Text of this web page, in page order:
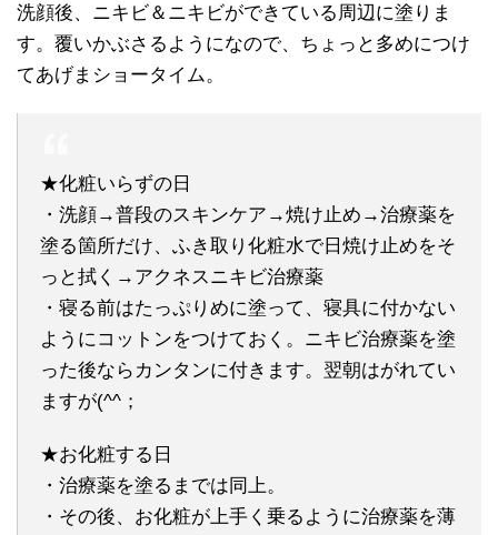
洗顔後、ニキビ＆ニキビができている周辺に塗りま
す。覆いかぶさるようになので、ちょっと多めにつけ
てあげまショータイム。
★化粧いらずの日
・洗顔→普段のスキンケア→焼け止め→治療薬を
塗る箇所だけ、ふき取り化粧水で日焼け止めをそ
っと拭く→アクネスニキビ治療薬
・寝る前はたっぷりめに塗って、寝具に付かない
ようにコットンをつけておく。ニキビ治療薬を塗
った後ならカンタンに付きます。翌朝はがれてい
ますが(^^；
★お化粧する日
・治療薬を塗るまでは同上。
・その後、お化粧が上手く乗るように治療薬を薄